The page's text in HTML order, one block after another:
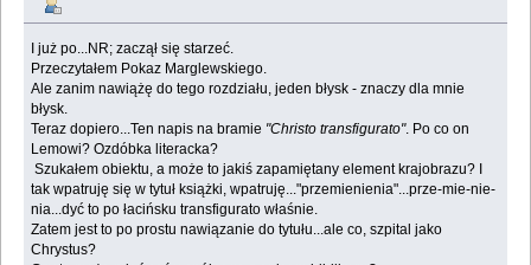
I już po...NR; zaczął się starzeć.
Przeczytałem Pokaz Marglewskiego.
Ale zanim nawiążę do tego rozdziału, jeden błysk - znaczy dla mnie
błysk.
Teraz dopiero...Ten napis na bramie "Christo transfigurato". Po co on
Lemowi? Ozdóbka literacka?
Szukałem obiektu, a może to jakiś zapamiętany element krajobrazu? I
tak wpatruję się w tytuł książki, wpatruję..."przemienienia"...prze-mie-nie-
nia...dyć to po łacińsku transfigurato właśnie.
Zatem jest to po prostu nawiązanie do tytułu...ale co, szpital jako
Chrystus?